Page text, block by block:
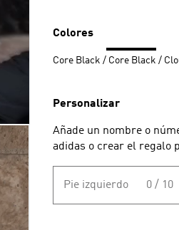
Colores
Core Black / Core Black /
Personalizar
Añade un nombre o
adidas o crear el regalo
Pie izquierdo 0 / 10